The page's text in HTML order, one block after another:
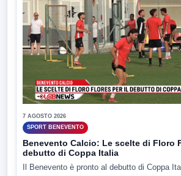
7 AGOSTO 2026
SPORT BENEVENTO
Benevento Calcio: Le scelte di Floro
debutto di Coppa Italia
Il Benevento è pronto al debutto di Coppa